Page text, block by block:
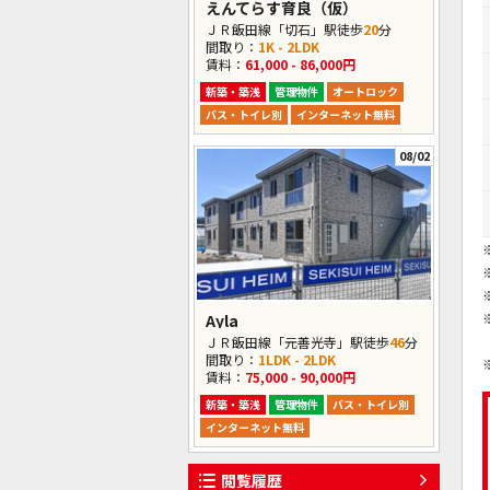
えんてらす育良（仮）
ＪＲ飯田線「切石」駅徒歩20分
間取り： 1K - 2LDK
賃料： 61,000 - 86,000円
新築・築浅 管理物件
オートロック
バス・トイレ別
インターネット無料
08/02
Ayla
ＪＲ飯田線「元善光寺」駅徒歩46分
間取り： 1LDK - 2LDK
賃料： 75,000 - 90,000円
新築・築浅 管理物件
バス・トイレ別
インターネット無料
閲覧履歴